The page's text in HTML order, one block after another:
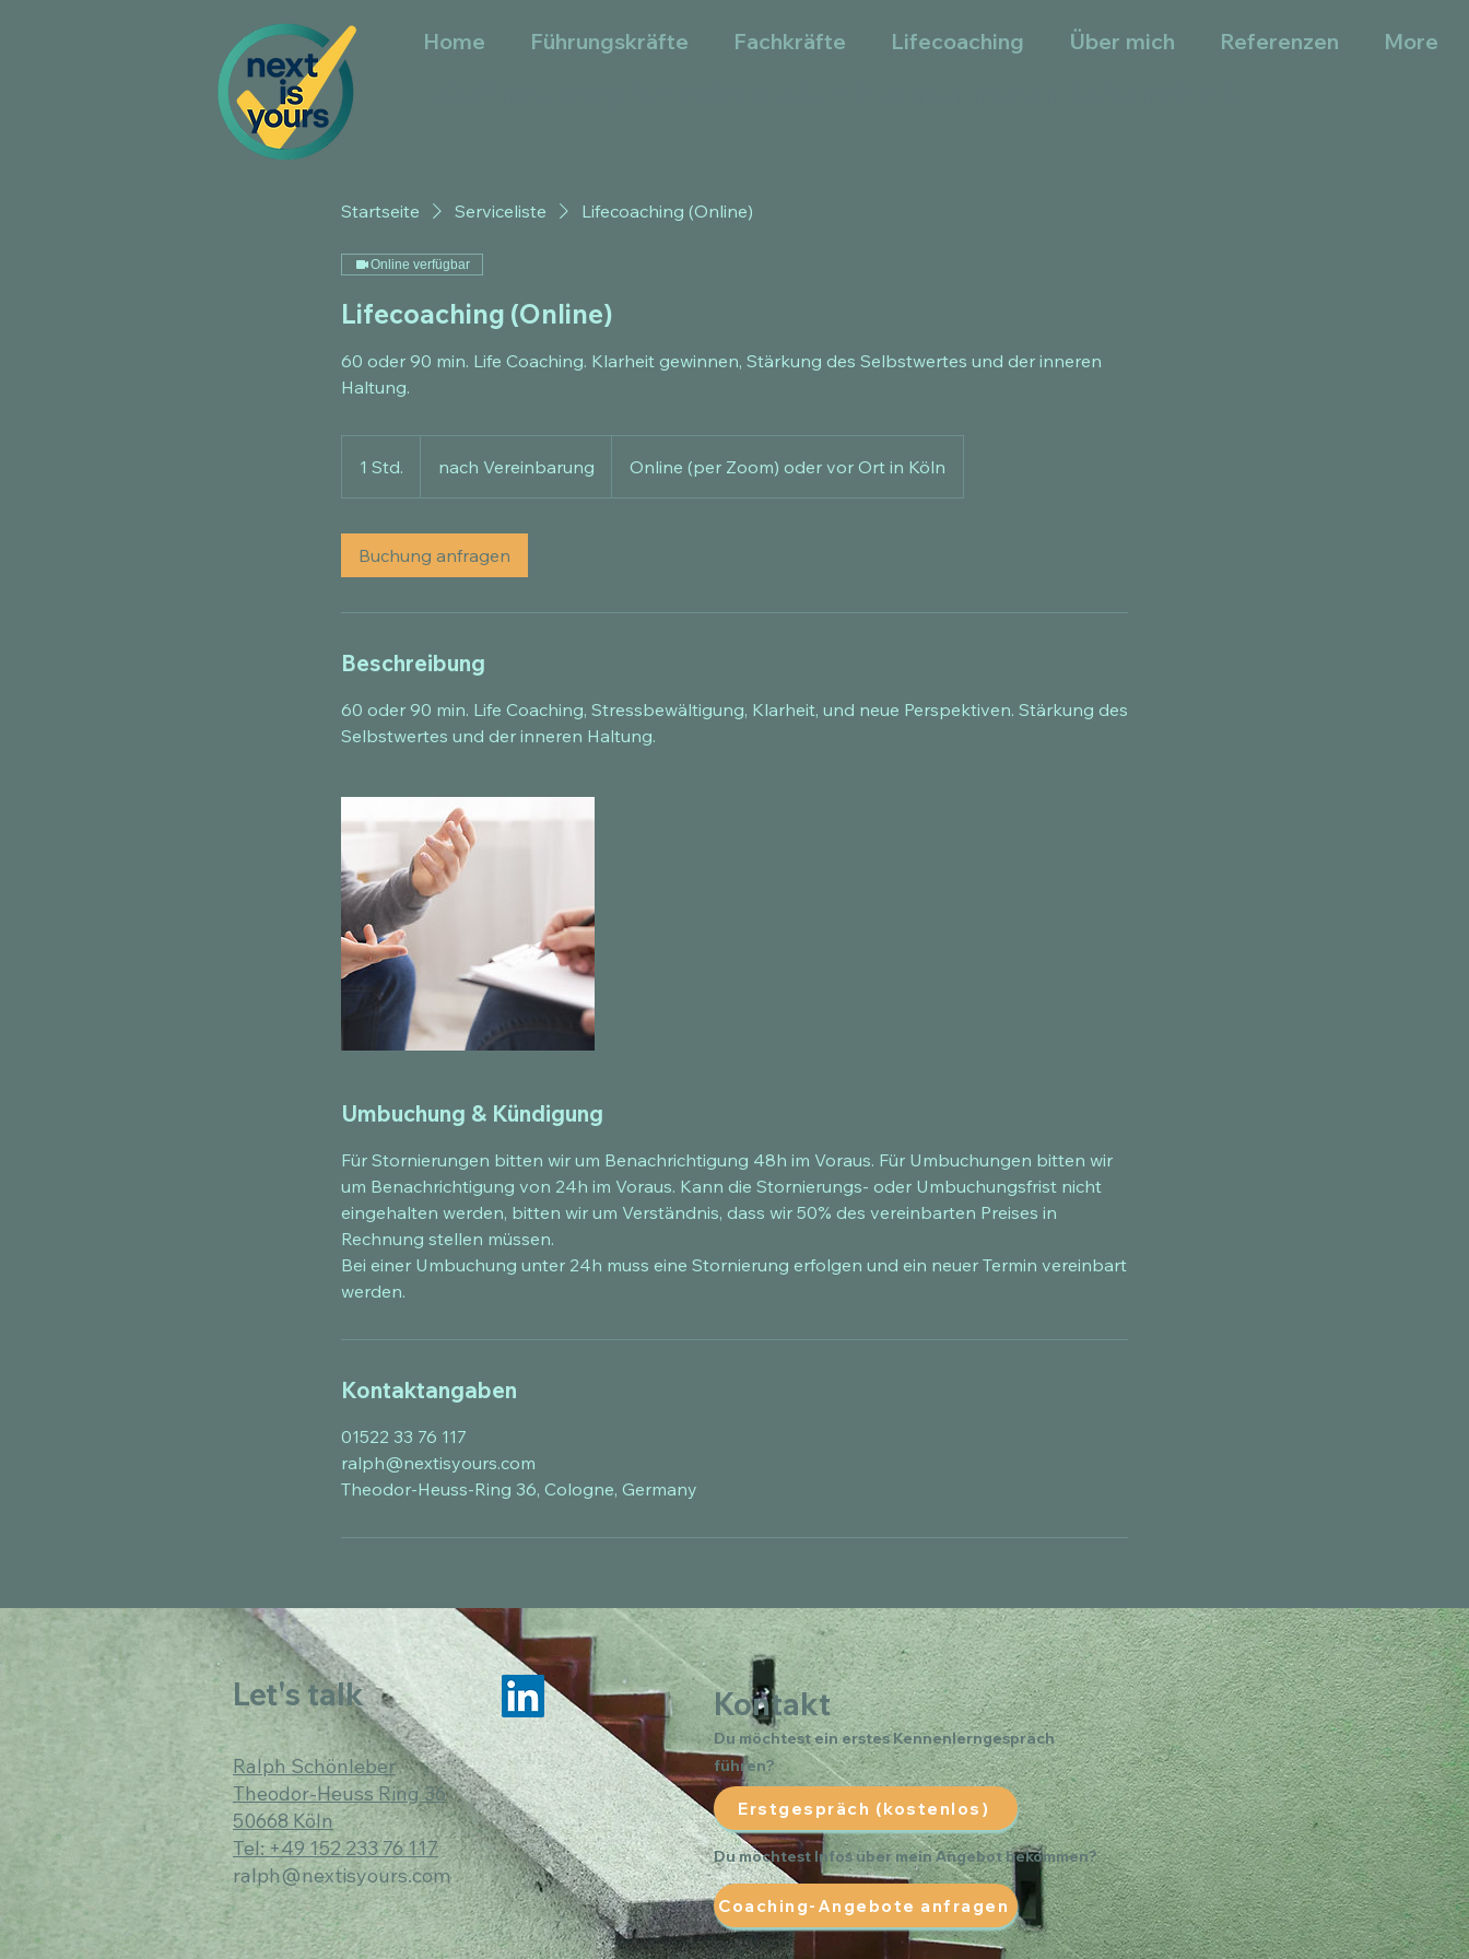
Home Führungskräfte Fachkräfte Lifecoaching Über mich Referenzen More
Startseite Serviceliste Lifecoaching (Online)
Online verfügbar
Lifecoaching (Online)
60 oder 90 min. Life Coaching. Klarheit gewinnen, Stärkung des Selbstwertes und der inneren
Haltung.
1 Std.
S
nach Vereinbarung Online (per Zoom) oder vor Ort in Köln
Buchung anfragen
Beschreibung
60 oder 90 min. Life Coaching, Stressbewältigung, Klarheit, und neue Perspektiven. Stärkung des
Selbstwertes und der inneren Haltung.
Umbuchung & Kündigung
Für Stornierungen bitten wir um Benachrichtigung 48h im Voraus. Für Umbuchungen bitten wir
um Benachrichtigung von 24h im Voraus. Kann die Stornierungs- oder Umbuchungsfrist nicht
eingehalten werden, bitten wir um Verständnis, dass wir 50% des vereinbarten Preises in
Rechnung stellen müssen.
Bei einer Umbuchung unter 24h muss eine Stornierung erfolgen und ein neuer Termin vereinbart
werden.
Kontaktangaben
01522 33 76 117
ralph@nextisyours.com
Theodor-Heuss-Ring 36, Cologne, Germany
Let's talk
Ralph Schönleber
Theodor-Heuss Ring 36
50668 Köln
Tel: +49 152 233 76 117
ralph@nextisyours.com
Kontakt
Du möchtest ein erstes Kennenlerngespräch
führen?
Erstgespräch (kostenlos)
Du möchtest Infos über mein Angebot bekommen?
Coaching-Angebote anfragen